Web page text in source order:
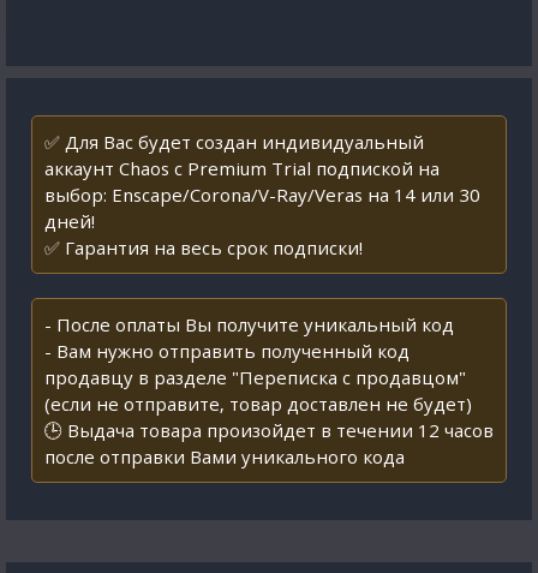
✅ Для Вас будет создан индивидуальный
аккаунт Chaos с Premium Trial подпиской на
выбор: Enscape/Corona/V-Ray/Veras на 14 или 30
дней!
✅ Гарантия на весь срок подписки!
- После оплаты Вы получите уникальный код
- Вам нужно отправить полученный код
продавцу в разделе "Переписка с продавцом"
(если не отправите, товар доставлен не будет)
🕒 Выдача товара произойдет в течении 12 часов
после отправки Вами уникального кода